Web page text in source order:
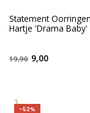
Statement Oorringen
Hartje 'Drama Baby'
19,90 9,00
-52%